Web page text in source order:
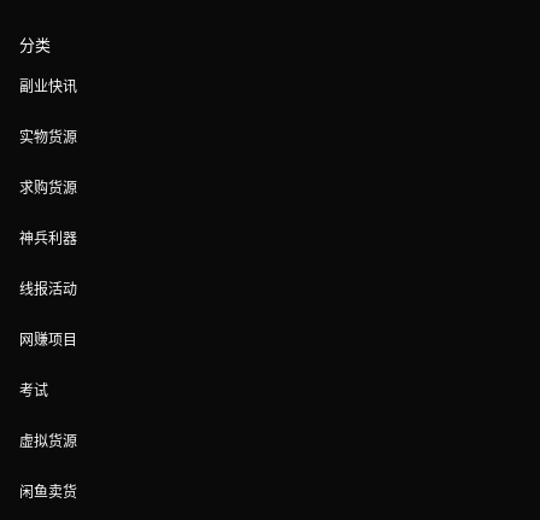
分类
副业快讯
实物货源
求购货源
神兵利器
线报活动
网赚项目
考试
虚拟货源
闲鱼卖货